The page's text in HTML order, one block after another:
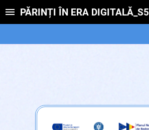
PĂRINȚI ÎN ERA DIGITALĂ_S5